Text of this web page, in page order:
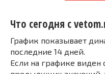
Что сегодня с
График показывает
последние 14 дней.
Если на графике